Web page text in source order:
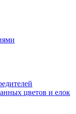
цветов и елок